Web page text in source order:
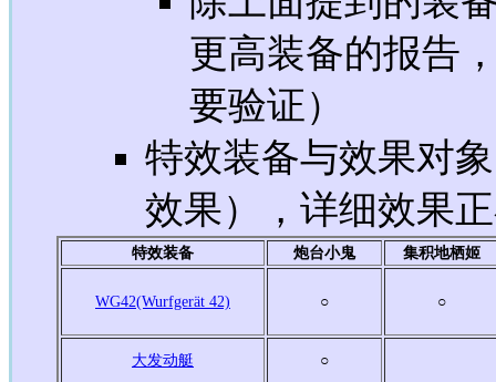
更高装备的报告
要验证）
特效装备与效果对
效果），详细效果
特效装备 炮台小鬼 集积地栖姬
WG42(Wurfgerät 42) ○ ○
大发动艇 ○